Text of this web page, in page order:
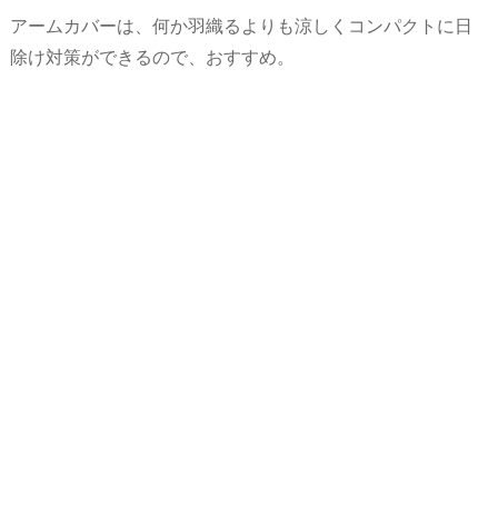
アームカバーは、何か羽織るよりも涼しくコンパクトに日
除け対策ができるので、おすすめ。